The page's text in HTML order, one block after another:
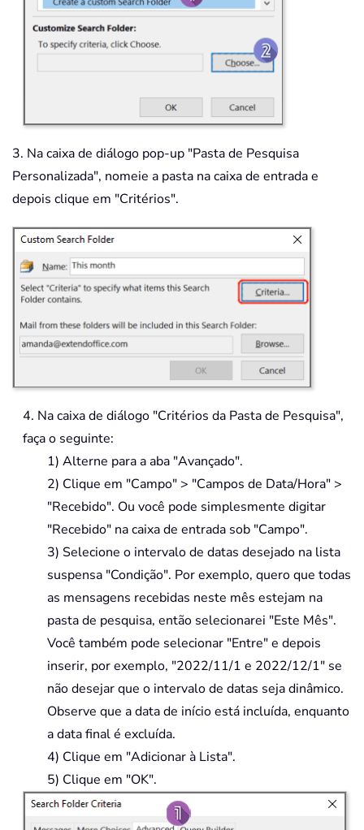
3. Na caixa de diálogo pop-up "Pasta de Pesquisa
Personalizada", nomeie a pasta na caixa de entrada e
depois clique em "Critérios".
4. Na caixa de diálogo "Critérios da Pasta de Pesquisa",
faça o seguinte:
1) Alterne para a aba "Avançado".
2) Clique em "Campo" > "Campos de Data/Hora" >
"Recebido". Ou você pode simplesmente digitar
"Recebido" na caixa de entrada sob "Campo".
3) Selecione o intervalo de datas desejado na lista
suspensa "Condição". Por exemplo, quero que todas
as mensagens recebidas neste mês estejam na
pasta de pesquisa, então selecionarei "Este Mês".
Você também pode selecionar "Entre" e depois
inserir, por exemplo, "2022/11/1 e 2022/12/1" se
não desejar que o intervalo de datas seja dinâmico.
Observe que a data de início está incluída, enquanto
a data final é excluída.
4) Clique em "Adicionar à Lista".
5) Clique em "OK".